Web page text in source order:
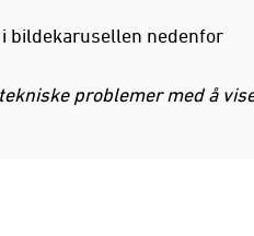
bildekarusellen nedenfor
problemer med å